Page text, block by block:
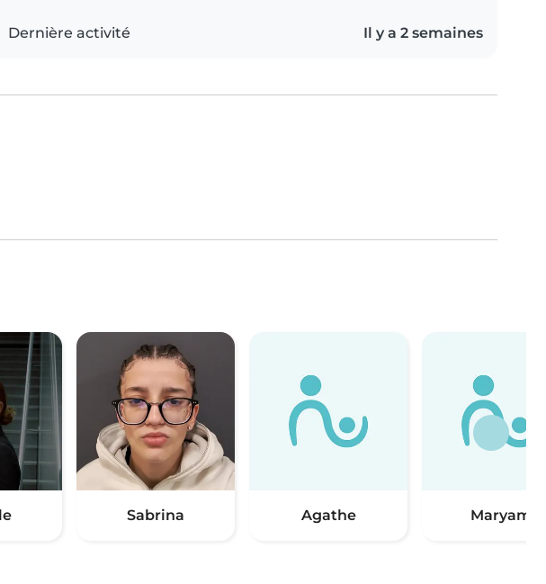
Dernière activité Il y a 2 semaines
Sabrina Agathe Maryam